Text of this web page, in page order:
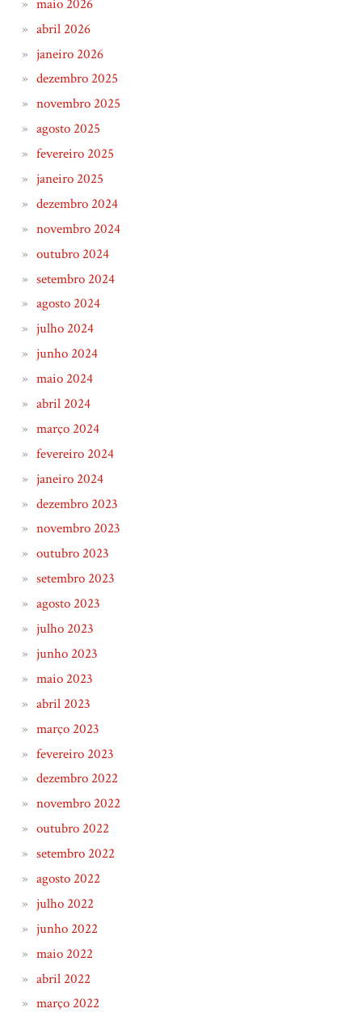
maio 2026
abril 2026
janeiro 2026
dezembro 2025
novembro 2025
agosto 2025
fevereiro 2025
janeiro 2025
dezembro 2024
novembro 2024
outubro 2024
setembro 2024
agosto 2024
julho 2024
junho 2024
maio 2024
abril 2024
março 2024
fevereiro 2024
janeiro 2024
dezembro 2023
novembro 2023
outubro 2023
setembro 2023
agosto 2023
julho 2023
junho 2023
maio 2023
abril 2023
março 2023
fevereiro 2023
dezembro 2022
novembro 2022
outubro 2022
setembro 2022
agosto 2022
julho 2022
junho 2022
maio 2022
abril 2022
março 2022